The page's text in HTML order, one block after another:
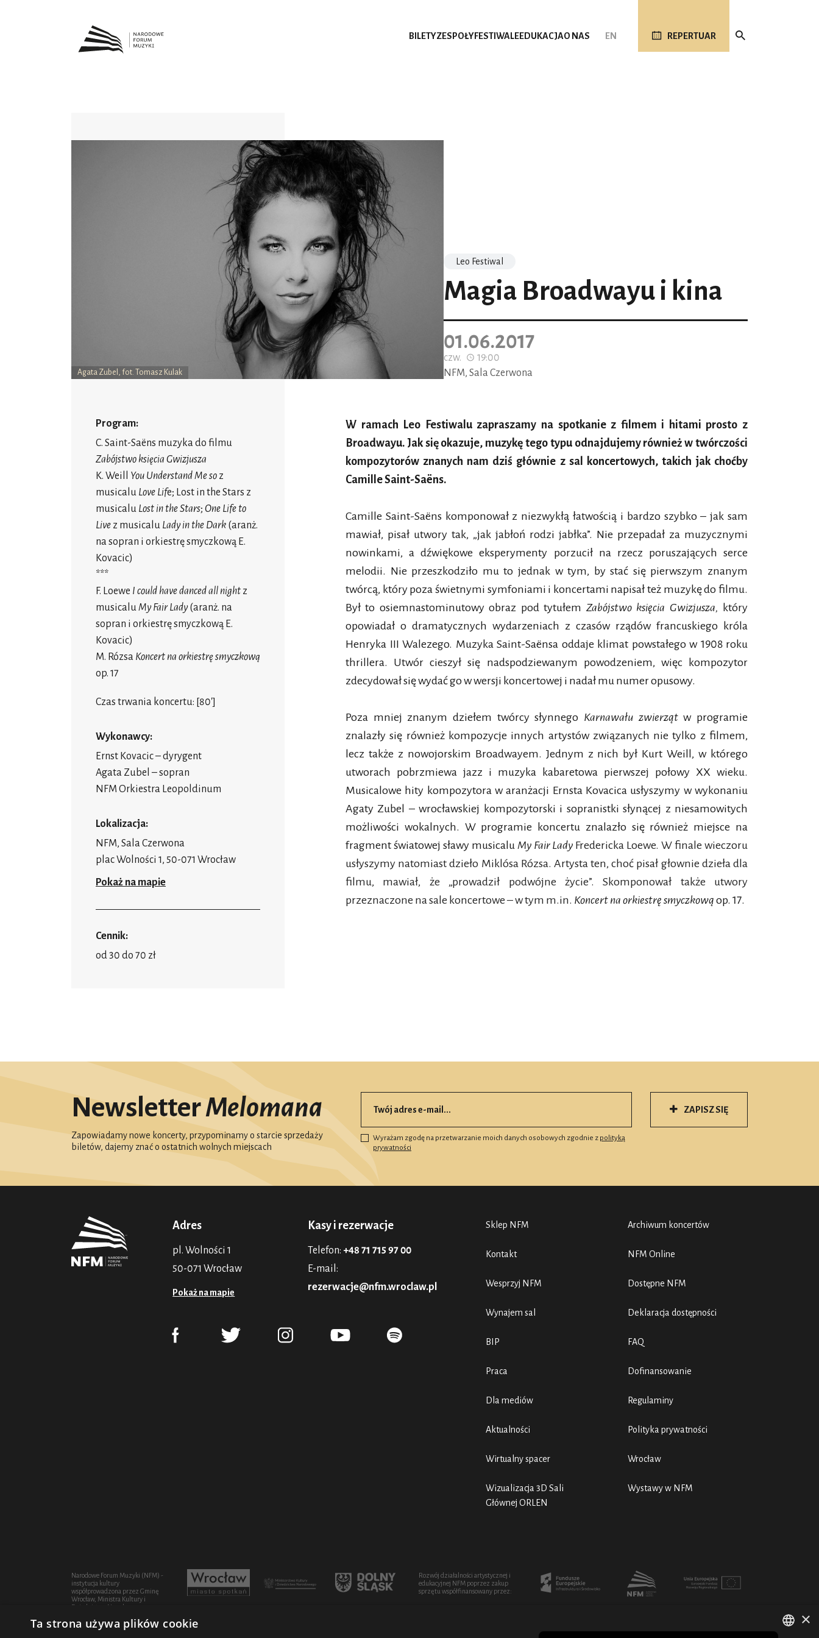
BILETYZESPOŁYFESTIWALEEDUKACJAO NAS EN REPERTUAR
Agata Zubel, fot. Tomasz Kulak
Leo Festiwal
Magia Broadwayu i kina
01.06.2017
czw.
19:00
NFM, Sala Czerwona
Program:
C. Saint-Saëns muzyka do filmu
Zabójstwo księcia Gwizjusza
K. Weill You Understand Me so z
musicalu Love Life; Lost in the Stars z
musicalu Lost in the Stars; One Life to
Live z musicalu Lady in the Dark (aranż.
na sopran i orkiestrę smyczkową E.
Kovacic)
***
F. Loewe I could have danced all night z
musicaluMy Fair Lady(aranż. na
sopran i orkiestrę smyczkową E.
Kovacic)
M. Rózsa Koncert na orkiestrę smyczkową
op. 17
Czas trwania koncertu: [80']
Wykonawcy:
Ernst Kovacic– dyrygent
Agata Zubel – sopran
NFM Orkiestra Leopoldinum
Lokalizacja:
NFM, Sala Czerwona
plac Wolności 1, 50-071 Wrocław
Pokaż na mapie
Cennik:
od 30 do 70 zł
W ramach Leo Festiwalu zapraszamy na spotkanie z filmem i hitami prosto z
Broadwayu. Jak się okazuje, muzykę tego typu odnajdujemy również w twórczości
kompozytorów znanych nam dziś głównie z sal koncertowych, takich jak choćby
Camille Saint-Saëns.
Camille Saint-Saëns komponował z niezwykłą łatwością i bardzo szybko – jak sam
mawiał, pisał utwory tak, „jak jabłoń rodzi jabłka”. Nie przepadał za muzycznymi
nowinkami, a dźwiękowe eksperymenty porzucił na rzecz poruszających serce
melodii. Nie przeszkodziło mu to jednak w tym, by stać się pierwszym znanym
twórcą, który poza świetnymi symfoniami i koncertami napisał też muzykę do filmu.
Był to osiemnastominutowy obraz pod tytułem Zabójstwo księcia Gwizjusza, który
opowiadał o dramatycznych wydarzeniach z czasów rządów francuskiego króla
Henryka III Walezego. Muzyka Saint-Saënsa oddaje klimat powstałego w 1908 roku
thrillera. Utwór cieszył się nadspodziewanym powodzeniem, więc kompozytor
zdecydował się wydać go w wersji koncertowej i nadał mu numer opusowy.
Poza mniej znanym dziełem twórcy słynnego Karnawału zwierzątw programie
znalazły się również kompozycje innych artystów związanych nie tylko z filmem,
lecz także z nowojorskim Broadwayem. Jednym z nich był Kurt Weill, w którego
utworach pobrzmiewa jazz i muzyka kabaretowa pierwszej połowy XX wieku.
Musicalowe hity kompozytora w aranżacji Ernsta Kovacica usłyszymy w wykonaniu
Agaty Zubel – wrocławskiej kompozytorski i sopranistki słynącej z niesamowitych
możliwości wokalnych. W programie koncertu znalazło się również miejsce na
fragment światowej sławy musicalu My Fair Lady Fredericka Loewe. W finale wieczoru
usłyszymy natomiast dzieło Miklósa Rózsa. Artysta ten, choć pisał głownie dzieła dla
filmu, mawiał, że „prowadził podwójne życie”. Skomponował także utwory
przeznaczone na sale koncertowe – w tym m.in. Koncert na orkiestrę smyczkową op. 17.
NewsletterMelomana
Zapowiadamy nowe koncerty, przypominamy o starcie sprzedaży
biletów, dajemy znać o ostatnich wolnych miejscach
Wyrażam zgodę na przetwarzanie moich danych osobowych zgodnie z polityką
prywatności
ZAPISZ SIĘ
Adres
pl. Wolności 1
50-071 Wrocław
Pokaż na mapie
Kasy i rezerwacje
Telefon: +48 71 715 97 00
E-mail:
rezerwacje@nfm.wroclaw.pl
Sklep NFM
Kontakt
Wesprzyj NFM
Wynajem sal
BIP
Praca
Dla mediów
Aktualności
Wirtualny spacer
Wizualizacja 3D Sali
Głównej ORLEN
Archiwum koncertów
NFM Online
Dostępne NFM
Deklaracja dostępności
FAQ
Dofinansowanie
Regulaminy
Polityka prywatności
Wrocław
Wystawy w NFM
Narodowe Forum Muzyki (NFM) -
instytucja kultury
współprowadzona przez Gminę
Wrocław, Ministra Kultury i
Dziedzictwa Narodowego oraz
Rozwój działalności artystycznej i
edukacyjnej NFM poprzez zakup
sprzętu współfinansowany przez:
×
Ta strona używa plików cookie